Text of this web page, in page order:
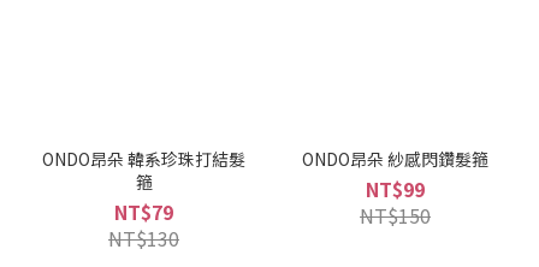
ONDO昂朵 韓系珍珠打結髮
箍
NT$79
NT$130
ONDO昂朵 紗感閃鑽髮箍
NT$99
NT$150